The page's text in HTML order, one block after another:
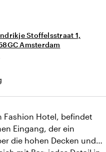
Stoffelsstraat 1,
Amsterdam
Fashion Hotel, befindet
Eingang, der ein
die hohen Decken und